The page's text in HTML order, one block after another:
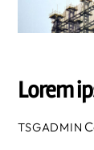
Lorem
TSGADMIN